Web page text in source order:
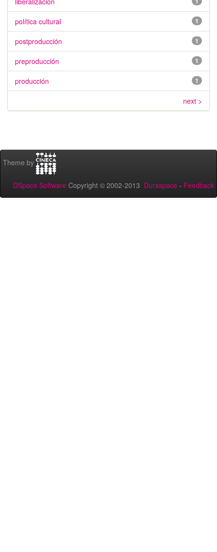
1
política cultural
1
postproducción
1
preproducción
1
producción
next >
Theme by
DSpace Software Copyright © 2002-2013 Duraspace - Feedback